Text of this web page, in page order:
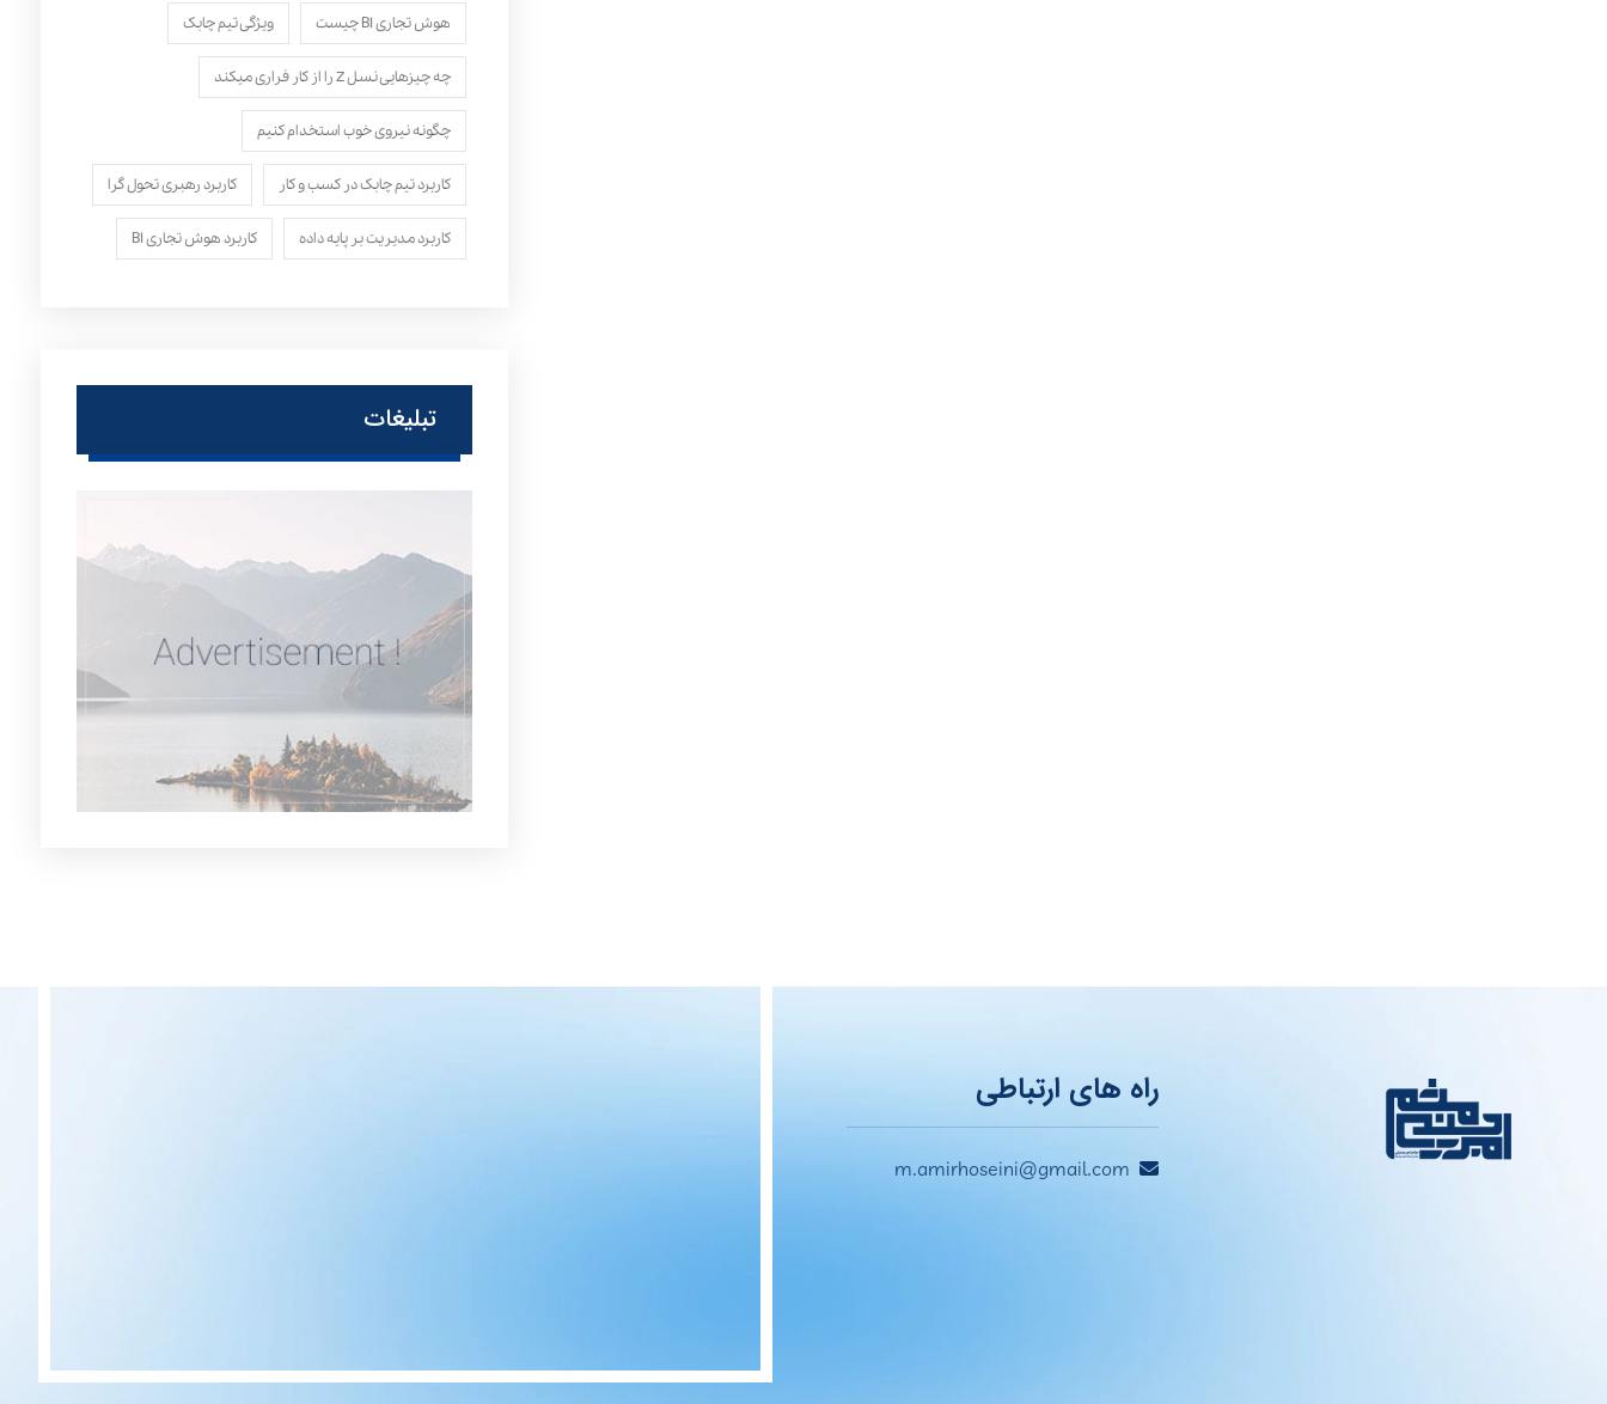
هوش تجاری BI چیست ویژگی تیم چابک
چه چیزهایی نسل Z را از کار فراری میکند
چگونه نیروی خوب استخدام کنیم
کاربرد تیم چابک در کسب و کار کاربرد رهبری تحول‌ گرا
کاربرد مدیریت بر پایه داده کاربرد هوش تجاری BI
تبلیغات
راه های ارتباطی
m.amirhoseini@gmail.com